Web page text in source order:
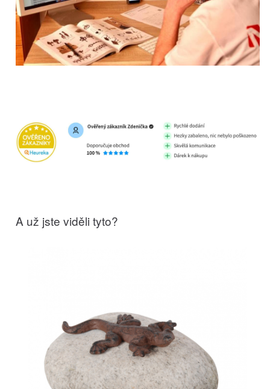
A už jste viděli tyto?